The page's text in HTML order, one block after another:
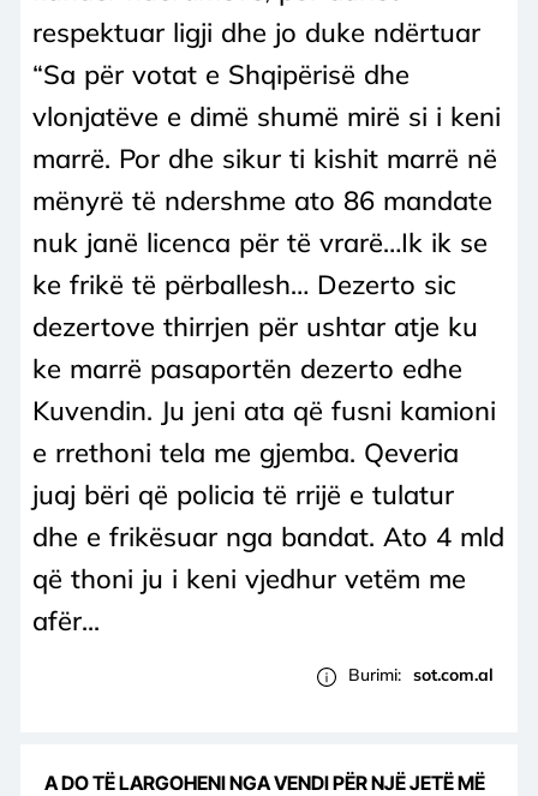
respektuar ligji dhe jo duke ndërtuar
“Sa për votat e Shqipërisë dhe
vlonjatëve e dimë shumë mirë si i keni
marrë. Por dhe sikur ti kishit marrë në
mënyrë të ndershme ato 86 mandate
nuk janë licenca për të vrarë…Ik ik se
ke frikë të përballesh… Dezerto sic
dezertove thirrjen për ushtar atje ku
ke marrë pasaportën dezerto edhe
Kuvendin. Ju jeni ata që fusni kamioni
e rrethoni tela me gjemba. Qeveria
juaj bëri që policia të rrijë e tulatur
dhe e frikësuar nga bandat. Ato 4 mld
që thoni ju i keni vjedhur vetëm me
afër...
Burimi: sot.com.al
A DO TË LARGOHENI NGA VENDI PËR NJË JETË MË